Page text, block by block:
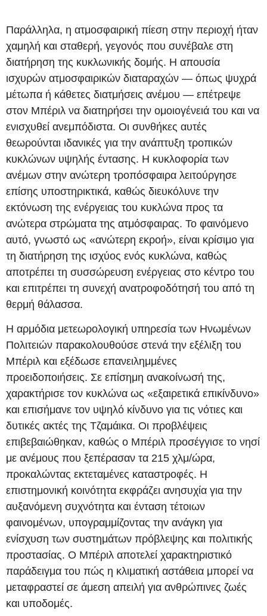
Παράλληλα, η ατμοσφαιρική πίεση στην περιοχή ήταν
χαμηλή και σταθερή, γεγονός που συνέβαλε στη
διατήρηση της κυκλωνικής δομής. Η απουσία
ισχυρών ατμοσφαιρικών διαταραχών — όπως ψυχρά
μέτωπα ή κάθετες διατμήσεις ανέμου — επέτρεψε
στον Μπέριλ να διατηρήσει την ομοιογένειά του και να
ενισχυθεί ανεμπόδιστα. Οι συνθήκες αυτές
θεωρούνται ιδανικές για την ανάπτυξη τροπικών
κυκλώνων υψηλής έντασης. Η κυκλοφορία των
ανέμων στην ανώτερη τροπόσφαιρα λειτούργησε
επίσης υποστηρικτικά, καθώς διευκόλυνε την
εκτόνωση της ενέργειας του κυκλώνα προς τα
ανώτερα στρώματα της ατμόσφαιρας. Το φαινόμενο
αυτό, γνωστό ως «ανώτερη εκροή», είναι κρίσιμο για
τη διατήρηση της ισχύος ενός κυκλώνα, καθώς
αποτρέπει τη συσσώρευση ενέργειας στο κέντρο του
και επιτρέπει τη συνεχή ανατροφοδότησή του από τη
θερμή θάλασσα.
Η αρμόδια μετεωρολογική υπηρεσία των Ηνωμένων
Πολιτειών παρακολουθούσε στενά την εξέλιξη του
Μπέριλ και εξέδωσε επανειλημμένες
προειδοποιήσεις. Σε επίσημη ανακοίνωσή της,
χαρακτήρισε τον κυκλώνα ως «εξαιρετικά επικίνδυνο»
και επισήμανε τον υψηλό κίνδυνο για τις νότιες και
δυτικές ακτές της Τζαμάικα. Οι προβλέψεις
επιβεβαιώθηκαν, καθώς ο Μπέριλ προσέγγισε το νησί
με ανέμους που ξεπέρασαν τα 215 χλμ/ώρα,
προκαλώντας εκτεταμένες καταστροφές. Η
επιστημονική κοινότητα εκφράζει ανησυχία για την
αυξανόμενη συχνότητα και ένταση τέτοιων
φαινομένων, υπογραμμίζοντας την ανάγκη για
ενίσχυση των συστημάτων πρόβλεψης και πολιτικής
προστασίας. Ο Μπέριλ αποτελεί χαρακτηριστικό
παράδειγμα του πώς η κλιματική αστάθεια μπορεί να
μεταφραστεί σε άμεση απειλή για ανθρώπινες ζωές
και υποδομές.